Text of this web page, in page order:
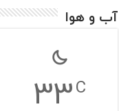
آب و هوا
33C